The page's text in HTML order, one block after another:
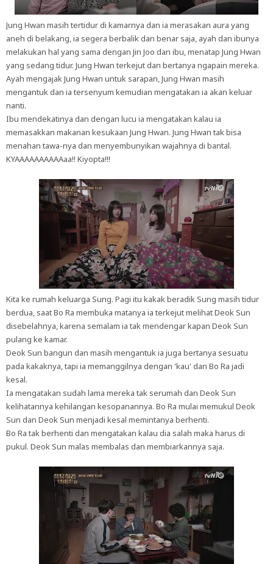
Jung Hwan masih tertidur di kamarnya dan ia merasakan aura yang
aneh di belakang, ia segera berbalik dan benar saja, ayah dan ibunya
melakukan hal yang sama dengan Jin Joo dan ibu, menatap Jung Hwan
yang sedang tidur. Jung Hwan terkejut dan bertanya ngapain mereka.
Ayah mengajak Jung Hwan untuk sarapan, Jung Hwan masih
mengantuk dan ia tersenyum kemudian mengatakan ia akan keluar
nanti.
Ibu mendekatinya dan dengan lucu ia mengatakan kalau ia
memasakkan makanan kesukaan Jung Hwan. Jung Hwan tak bisa
menahan tawa-nya dan menyembunyikan wajahnya di bantal.
KYAAAAAAAAAAaa!! Kiyopta!!!
Kita ke rumah keluarga Sung. Pagi itu kakak beradik Sung masih tidur
berdua, saat Bo Ra membuka matanya ia terkejut melihat Deok Sun
disebelahnya, karena semalam ia tak mendengar kapan Deok Sun
pulang ke kamar.
Deok Sun bangun dan masih mengantuk ia juga bertanya sesuatu
pada kakaknya, tapi ia memanggilnya dengan 'kau' dan Bo Ra jadi
kesal.
Ia mengatakan sudah lama mereka tak serumah dan Deok Sun
kelihatannya kehilangan kesopanannya. Bo Ra mulai memukul Deok
Sun dan Deok Sun menjadi kesal memintanya berhenti.
Bo Ra tak berhenti dan mengatakan kalau dia salah maka harus di
pukul. Deok Sun malas membalas dan membiarkannya saja.